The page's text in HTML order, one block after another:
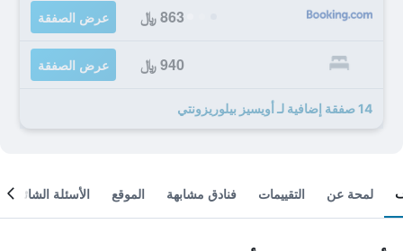
863 ﷼ عرض الصفقة
940 ﷼ عرض الصفقة
14 صفقة إضافية لـ أويسيز بيلوريزونتي
لمحة عن التقييمات فنادق مشابهة الموقع الأسئلة الشائعة